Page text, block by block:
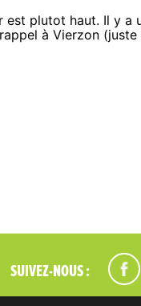
plutot haut. Il y a
à Vierzon
SUIVEZ-NOUS :